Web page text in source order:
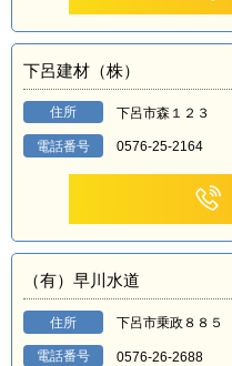
下呂建材（株）
住所 下呂市森１２３
電話番号 0576-25-2164
（有）早川水道
住所 下呂市乗政８８５
電話番号 0576-26-2688